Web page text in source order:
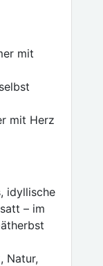
mit
mit Herz
idyllische
– im
Natur,